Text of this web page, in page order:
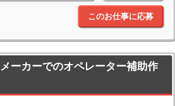
このお仕事に応募
ーカーでのオペレーター補助作